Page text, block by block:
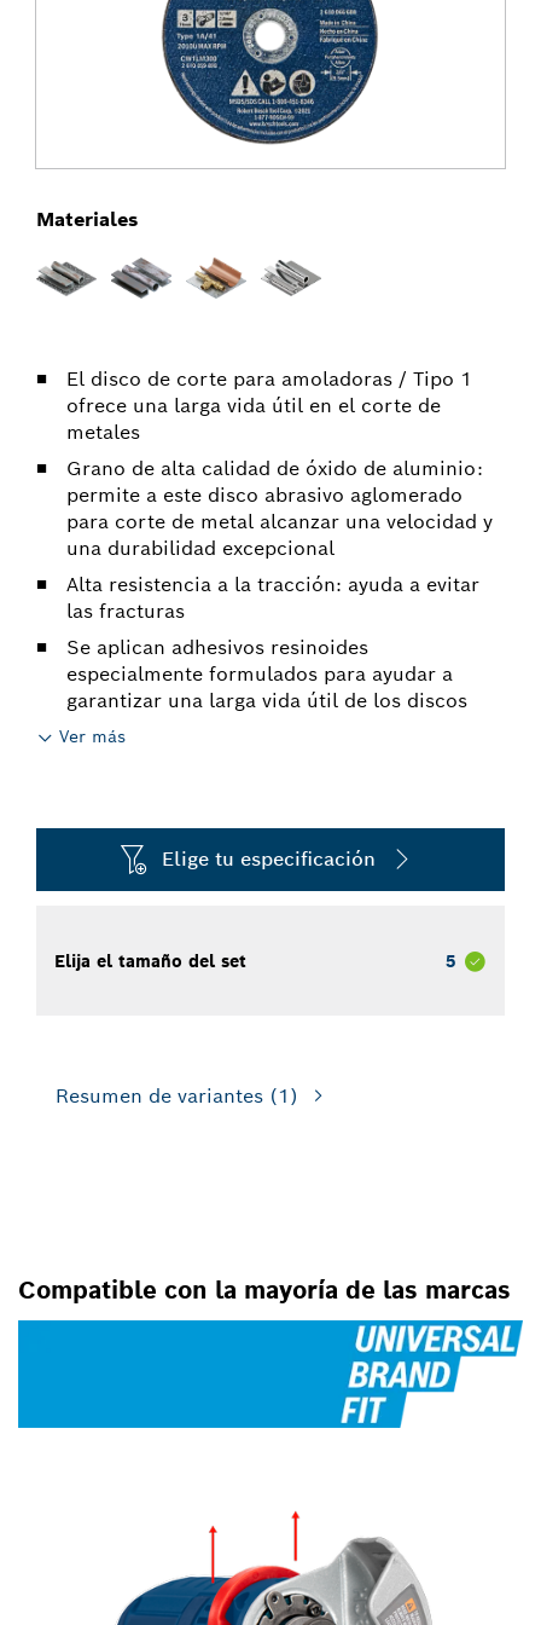
El disco de corte para amoladoras / Tipo 1
ofrece una larga vida útil en el corte de
metales
Grano de alta calidad de óxido de aluminio:
permite a este disco abrasivo aglomerado
para corte de metal alcanzar una velocidad y
una durabilidad excepcional
Alta resistencia a la tracción: ayuda a evitar
las fracturas
Se aplican adhesivos resinoides
especialmente formulados para ayudar a
garantizar una larga vida útil de los discos
Ver más
Materiales
Elige tu especificación
Elija el tamaño del set 5
Resumen de variantes (1)
Compatible con la mayoría de las marcas